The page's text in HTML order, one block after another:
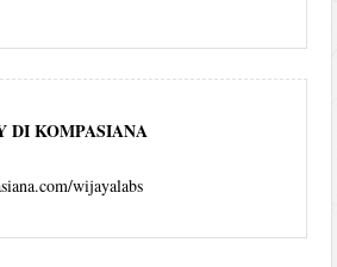
DI KOMPASIANA
wijayalabs